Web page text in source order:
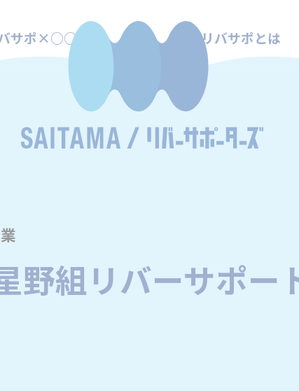
サポ×○○ リバサポとは
野組リバーサポー